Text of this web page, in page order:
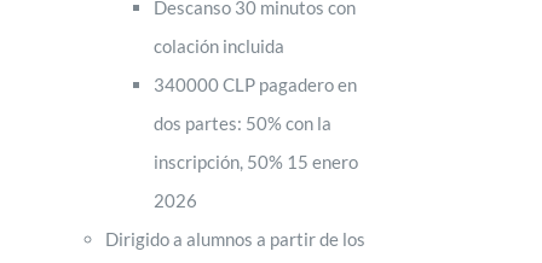
Descanso 30 minutos con
colación incluida
340000 CLP pagadero en
dos partes: 50% con la
inscripción, 50% 15 enero
2026
Dirigido a alumnos a partir de los